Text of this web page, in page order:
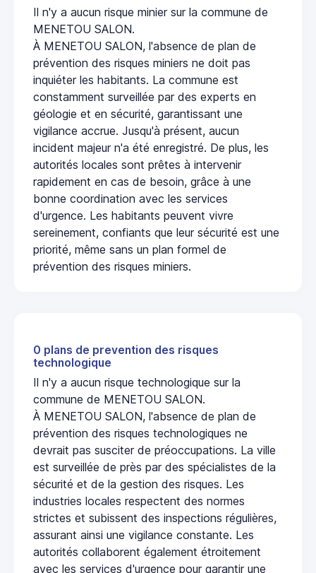
Il n'y a aucun risque minier sur la commune de
MENETOU SALON.
À MENETOU SALON, l'absence de plan de
prévention des risques miniers ne doit pas
inquiéter les habitants. La commune est
constamment surveillée par des experts en
géologie et en sécurité, garantissant une
vigilance accrue. Jusqu'à présent, aucun
incident majeur n'a été enregistré. De plus, les
autorités locales sont prêtes à intervenir
rapidement en cas de besoin, grâce à une
bonne coordination avec les services
d'urgence. Les habitants peuvent vivre
sereinement, confiants que leur sécurité est une
priorité, même sans un plan formel de
prévention des risques miniers.
0 plans de prevention des risques
technologique
Il n'y a aucun risque technologique sur la
commune de MENETOU SALON.
À MENETOU SALON, l'absence de plan de
prévention des risques technologiques ne
devrait pas susciter de préoccupations. La ville
est surveillée de près par des spécialistes de la
sécurité et de la gestion des risques. Les
industries locales respectent des normes
strictes et subissent des inspections régulières,
assurant ainsi une vigilance constante. Les
autorités collaborent également étroitement
avec les services d'urgence pour garantir une